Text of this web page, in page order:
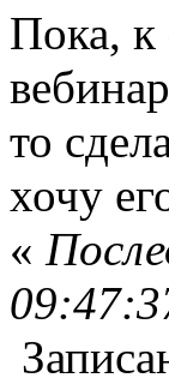
Пока, к
то
хочу
«